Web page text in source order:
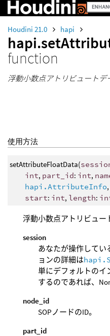
Houdini 21.0 hapi
function
浮動小数点アトリビュートデ
使用方法
setAttributeFloatData(
int, part_id: int,
hapi.AttributeInfo,
start: int, length:
浮動小数点アトリビュー
session
あなたが操作してい
ョンの詳細は
単にデフォルトのイ
するのであれば、
node_id
SOPノードのID。
part_id